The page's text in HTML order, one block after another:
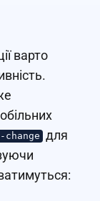
варто
для